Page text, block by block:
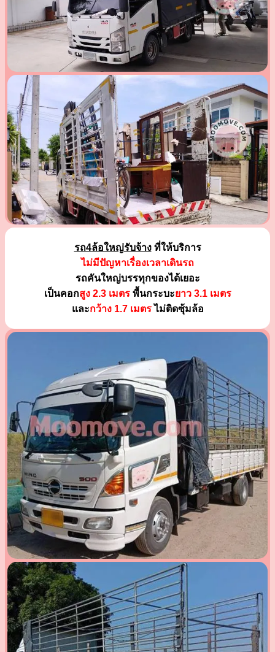
รถ4ล้อใหญ่รับจ้างที่ให้บริการ
ไม่มีปัญหาเรื่องเวลาเดินรถ
รถคันใหญ่บรรทุกของได้เยอะ
เป็นคอกสูง 2.3 เมตรพื้นกระบะยาว 3.1 เมตร
และกว้าง 1.7 เมตรไม่ติดซุ้มล้อ